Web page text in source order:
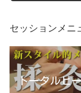
セッションメニ
トータルヒ